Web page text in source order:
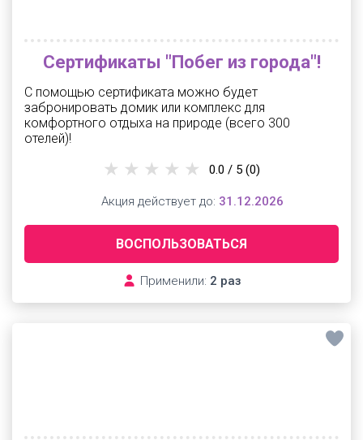
Сертификаты "Побег из города"!
С помощью сертификата можно будет
забронировать домик или комплекс для
комфортного отдыха на природе (всего 300
отелей)!
ВОСПОЛЬЗОВАТЬСЯ
Применили: 2 раз
0.0 / 5 (0)
Акция действует до: 31.12.2026